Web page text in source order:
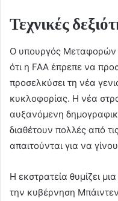
Τεχνικές
Ο υπουργός
ότι η FAA έπρεπε να
προσελκύσει τη νέα
κυκλοφορίας. Η νέα
αυξανόμενη
διαθέτουν πολλές από
απαιτούνται για να
Η εκστρατεία θυμίζει
την κυβέρνηση